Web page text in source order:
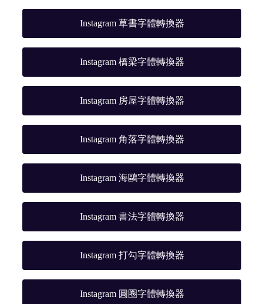
Instagram 草書字體轉換器
Instagram 橋梁字體轉換器
Instagram 房屋字體轉換器
Instagram 角落字體轉換器
Instagram 海鷗字體轉換器
Instagram 書法字體轉換器
Instagram 打勾字體轉換器
Instagram 圓圈字體轉換器